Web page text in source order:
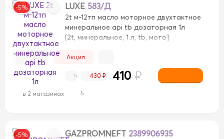
0.750.75 0.950.95 11
55 66
-5% LUXE 583/Д
2t м-12тп масло моторное двухтактное
минеральное api tb дозаторная 1л
[2t, минеральное, 1 л, tb, мото]
Акция
в 2 магазинах 5
5 430 ₽ 410 ₽
-5% GAZPROMNEFT 2389906935